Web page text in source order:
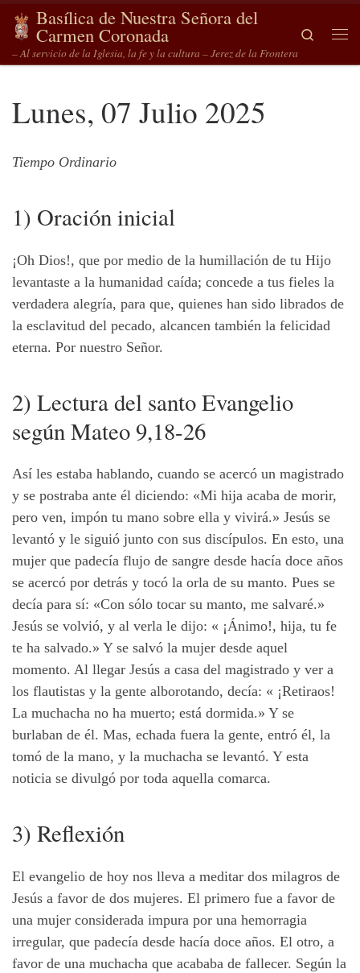
Saltar al contenido
Basílica de Nuestra Señora del
Carmen Coronada
– Al servicio de la Iglesia, la fe y la cultura – Jerez de la Frontera
Search
Lunes, 07 Julio 2025
Tiempo Ordinario
1) Oración inicial
¡Oh Dios!, que por medio de la humillación de tu Hijo
levantaste a la humanidad caída; concede a tus fieles la
verdadera alegría, para que, quienes han sido librados de
la esclavitud del pecado, alcancen también la felicidad
eterna. Por nuestro Señor.
2) Lectura del santo Evangelio
según Mateo 9,18-26
Así les estaba hablando, cuando se acercó un magistrado
y se postraba ante él diciendo: «Mi hija acaba de morir,
pero ven, impón tu mano sobre ella y vivirá.» Jesús se
levantó y le siguió junto con sus discípulos. En esto, una
mujer que padecía flujo de sangre desde hacía doce años
se acercó por detrás y tocó la orla de su manto. Pues se
decía para sí: «Con sólo tocar su manto, me salvaré.»
Jesús se volvió, y al verla le dijo: « ¡Ánimo!, hija, tu fe
te ha salvado.» Y se salvó la mujer desde aquel
momento. Al llegar Jesús a casa del magistrado y ver a
los flautistas y la gente alborotando, decía: « ¡Retiraos!
La muchacha no ha muerto; está dormida.» Y se
burlaban de él. Mas, echada fuera la gente, entró él, la
tomó de la mano, y la muchacha se levantó. Y esta
noticia se divulgó por toda aquella comarca.
3) Reflexión
El evangelio de hoy nos lleva a meditar dos milagros de
Jesús a favor de dos mujeres. El primero fue a favor de
una mujer considerada impura por una hemorragia
irregular, que padecía desde hacía doce años. El otro, a
favor de una muchacha que acababa de fallecer. Según la